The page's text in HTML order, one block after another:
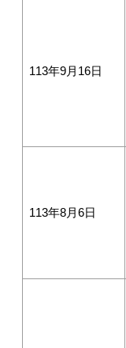
113年9月16日
113年8月6日